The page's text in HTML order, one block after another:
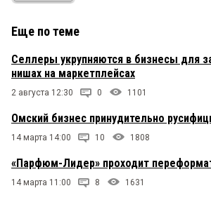
Еще по теме
Селлеры укрупняются в бизнесы для
нишах на маркетплейсах
2 августа 12:30 0 1101
Омский бизнес принудительно
14 марта 14:00 10 1808
«Парфюм-Лидер» проходит
14 марта 11:00 8 1631